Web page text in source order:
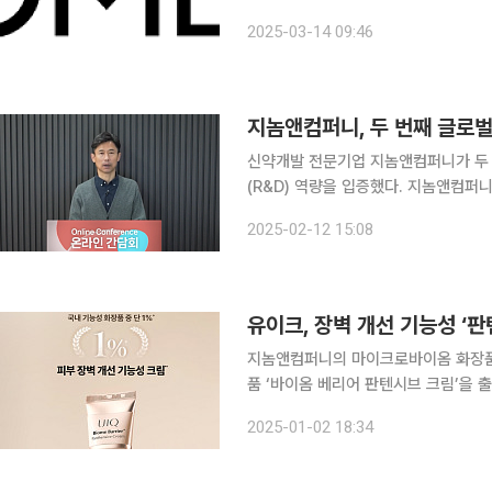
2025-03-14 09:46
신약개발 전문기업 지놈앤컴퍼니가
(R&D) 역량을 입증했다. 지놈앤컴퍼니는 영국 항암 전문 신약개발사 ‘엘립시스 파마 리미티드
104’에 대한 기술이전 계약을 체결했
2025-02-12 15:08
유이크, 장벽 개선 기능성 ‘판
지놈앤컴퍼니의 마이크로바이옴 화장
품 ‘바이옴 베리어 판텐시브 크림’을 출시했다고 2일 밝혔다.
및 24시간 보습 지속 등 강력한 보습
2025-01-02 18:34